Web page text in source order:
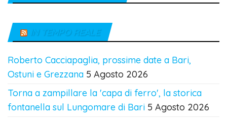
IN TEMPO REALE
Roberto Cacciapaglia, prossime date a Bari,
Ostuni e Grezzana 5 Agosto 2026
Torna a zampillare la 'capa di ferro', la storica
fontanella sul Lungomare di Bari 5 Agosto 2026